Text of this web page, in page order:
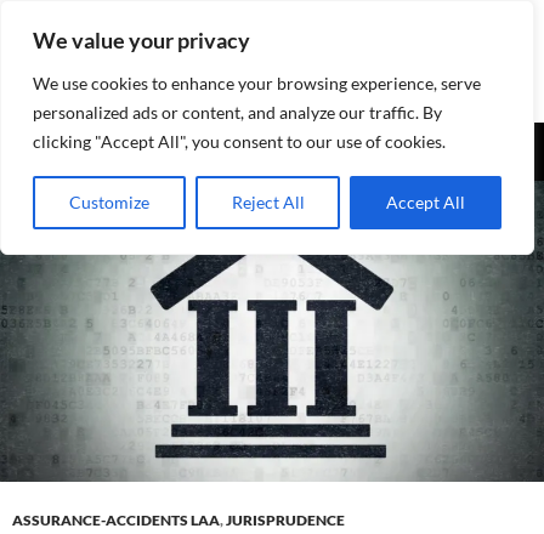
We value your privacy
We use cookies to enhance your browsing experience, serve
personalized ads or content, and analyze our traffic. By
clicking "Accept All", you consent to our use of cookies.
Customize Reject All Accept All
Assurances-sociales.info
Recherche
ASSURANCE-ACCIDENTS LAA,JURISPRUDENCE